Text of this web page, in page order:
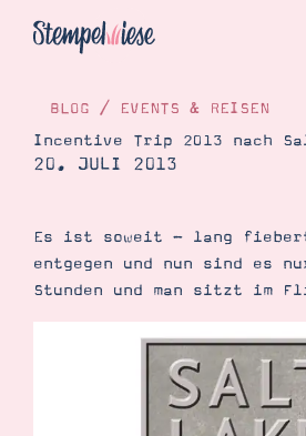
Katalog
Bestellen
Kontakt
BLOG / EVENTS & REISEN
Incentive Trip 2013 nach
20. JULI 2013
Es ist soweit - lang fiebert
entgegen und nun sind es
Stunden und man sitzt im